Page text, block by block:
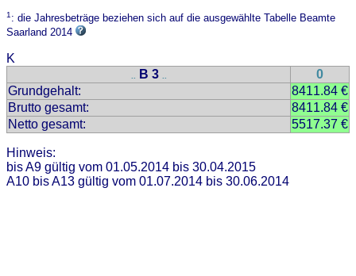
1: die Jahresbeträge beziehen sich auf die ausgewählte Tabelle Beamte
Saarland 2014
K
.. B 3 ..
0
Grundgehalt:
8411.84 €
Brutto gesamt:
8411.84 €
Netto gesamt:
5517.37 €
Hinweis:
bis A9 gültig vom 01.05.2014 bis 30.04.2015
A10 bis A13 gültig vom 01.07.2014 bis 30.06.2014